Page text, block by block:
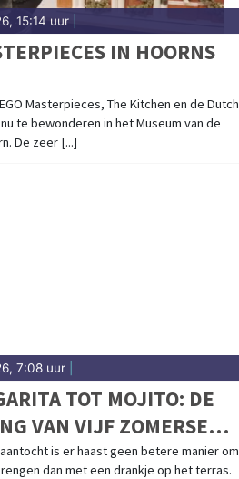
15:14 uur
IN HOORNS
Masterpieces, The Kitchen en de Dutch
te bewonderen in het Museum van de
De zeer [...]
7:08 uur
TOT MOJITO: DE
VAN VIJF ZOMERSE
is er haast geen betere manier om
dan met een drankje op het terras.